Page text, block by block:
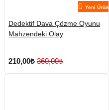
Yeni Ürün
Dedektif Dava Çözme Oyunu
Mahzendeki Olay
210,00₺ 360,00₺